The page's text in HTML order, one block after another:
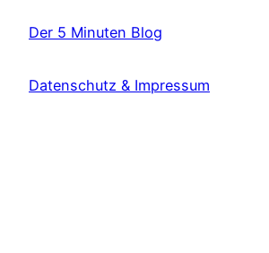
Der 5 Minuten Blog
Datenschutz & Impressum